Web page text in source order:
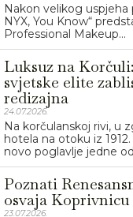
Nakon velikog uspjeha
NYX, You Know“
Professional Makeup...
Luksuz na
svjetske elite
redizajna
24.07.2026.
Na korčulanskoj rivi, u
hotela na otoku iz
novo poglavlje jedne
Poznati
osvaja Koprivnicu
23.07.2026.